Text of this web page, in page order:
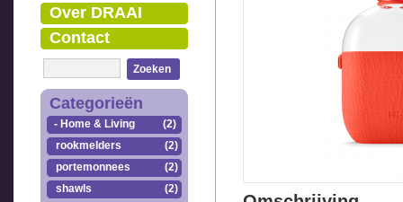
Over DRAAI
Contact
Zoeken
Categorieën
- Home & Living
(2)
rookmelders
(2)
portemonnees
(2)
shawls
(2)